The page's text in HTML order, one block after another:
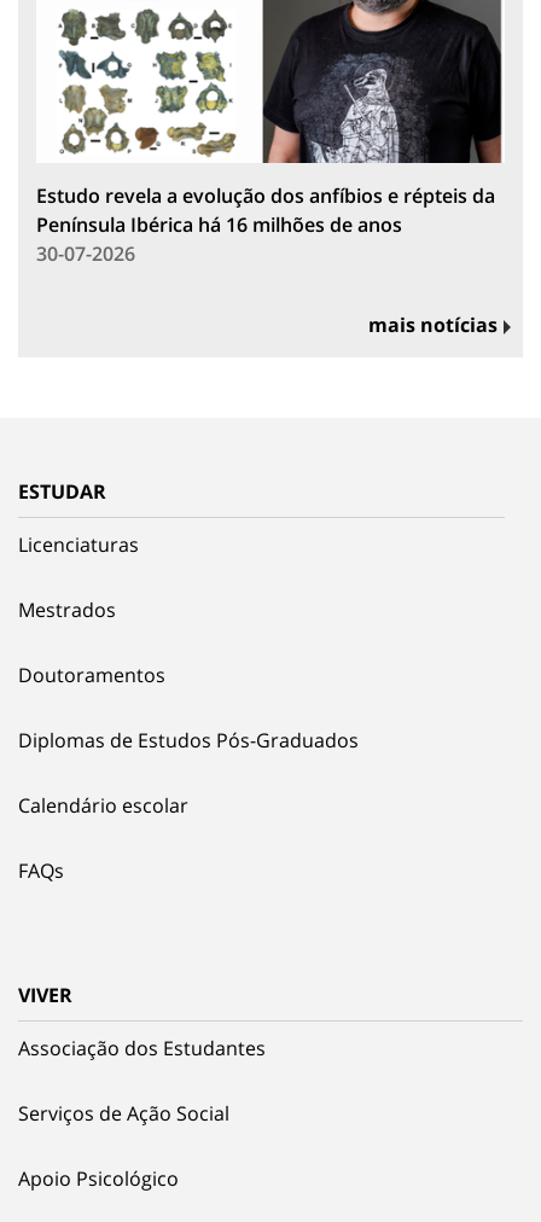
Estudo revela a evolução dos anfíbios e répteis da
Península Ibérica há 16 milhões de anos
30-07-2026
mais notícias
ESTUDAR
Licenciaturas
Mestrados
Doutoramentos
Diplomas de Estudos Pós-Graduados
Calendário escolar
FAQs
VIVER
Associação dos Estudantes
Serviços de Ação Social
Apoio Psicológico